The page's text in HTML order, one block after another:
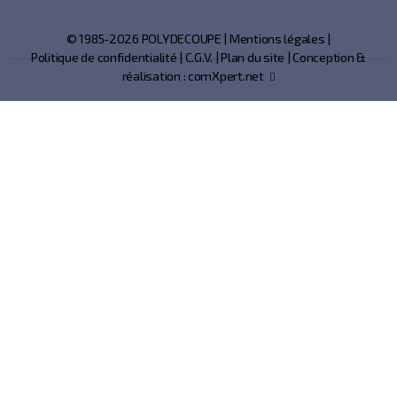
© 1985-2026 POLYDECOUPE | Mentions légales |
Politique de confidentialité | C.G.V. |Plan du site | Conception &
réalisation :comXpert.net